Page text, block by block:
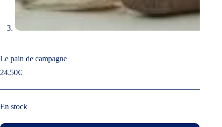
Le pain de campagne
24.50€
En stock